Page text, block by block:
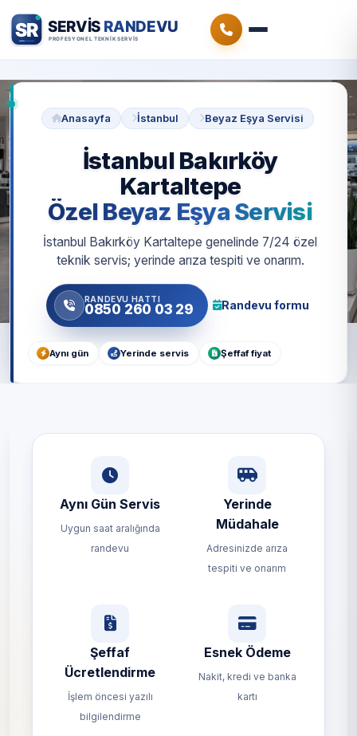
Anasayfa İstanbul Beyaz Eşya Servisi
İstanbul Bakırköy
Kartaltepe
Özel Beyaz Eşya Servisi
İstanbul Bakırköy Kartaltepe genelinde 7/24 özel
teknik servis; yerinde arıza tespiti ve onarım.
RANDEVU HATTI
0850 260 03 29 Randevu formu
Aynı gün Yerinde servis Şeffaf fiyat
Aynı Gün Servis
Uygun saat aralığında
randevu
Yerinde
Müdahale
Adresinizde arıza
tespiti ve onarım
Şeffaf
Ücretlendirme
İşlem öncesi yazılı
bilgilendirme
Esnek Ödeme
Nakit, kredi ve banka
kartı